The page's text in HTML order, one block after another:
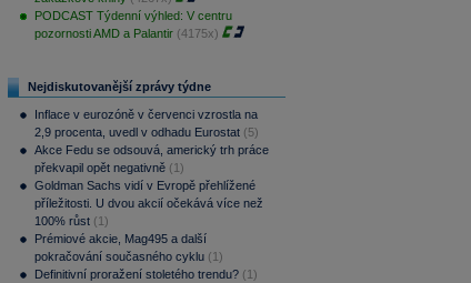
PODCAST Týdenní výhled: V centru
pozornosti AMD a Palantir (4175x)
Nejdiskutovanější zprávy týdne
Inflace v eurozóně v červenci vzrostla na
2,9 procenta, uvedl v odhadu Eurostat (5)
Akce Fedu se odsouvá, americký trh práce
překvapil opět negativně (1)
Goldman Sachs vidí v Evropě přehlížené
příležitosti. U dvou akcií očekává více než
100% růst (1)
Prémiové akcie, Mag495 a další
pokračování současného cyklu (1)
Definitivní proražení stoletého trendu? (1)